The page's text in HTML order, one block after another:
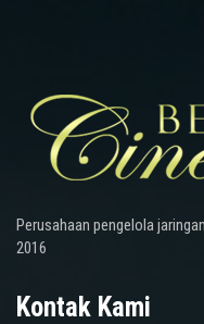
Perusahaan pengelola
2016
Kontak Kami